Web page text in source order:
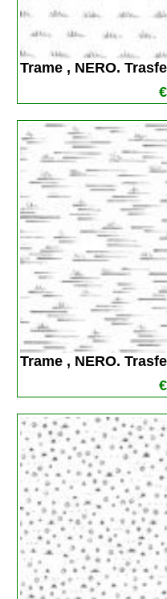
Trame , NERO.
Trame , NERO.